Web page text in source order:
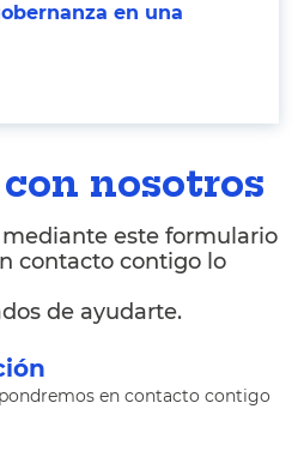
en una
nosotros
este formulario
contacto contigo lo
de ayudarte.
en contacto contigo